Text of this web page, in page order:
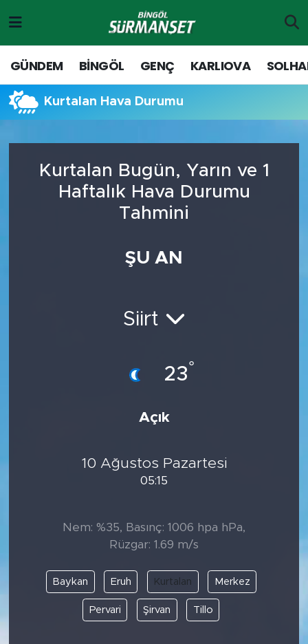
GÜNDEM BİNGÖL GENÇ KARLIOVA
Kurtalan Hava Durumu
Kurtalan Bugün, Yarın ve 1
Haftalık Hava Durumu
Tahmini
ŞU AN
Siirt
23°
Açık
10 Ağustos Pazartesi
05:15
Nem: %35, Basınç: 1006 hpa hPa,
Rüzgar: 1.69 m/s
Baykan Eruh Kurtalan Merkez
Pervari Şirvan Tillo
Genç
Solhan
Adaklı-Kiğı
MD Prestij Dergisi
Bingöl Kaza Haberleri
Merkez Hava Durumu
Merkez Trafik Yoğunluk Haritası
Tüm Manşetler